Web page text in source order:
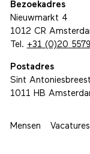
Bezoekadres
Nieuwmarkt 4
1012 CR
Tel. +31 (0)20
Postadres
Sint
1011 HB
Mensen Vacatures